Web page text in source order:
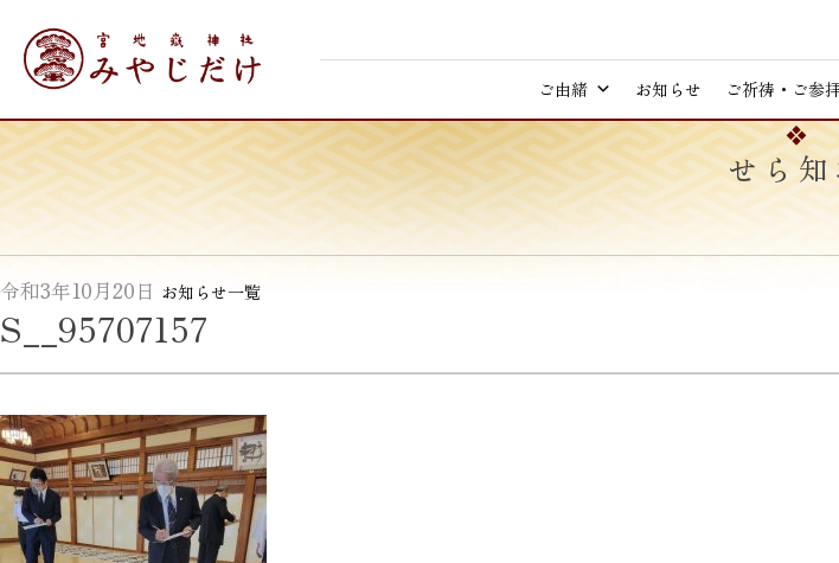
content
ご由緒 お知らせ ご祈祷・ご参
お知らせ
令和3年10月20日 お知らせ一覧
S__95707157